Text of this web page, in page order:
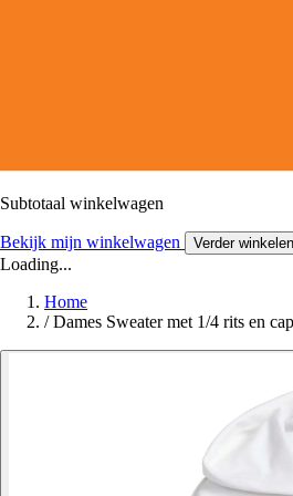
Subtotaal winkelwagen
Bekijk mijn winkelwagen Verder winkelen
Loading...
Home
/ Dames Sweater met 1/4 rits en